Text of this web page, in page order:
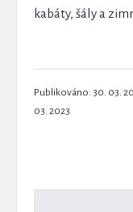
kabáty, šály a
Publikováno: 30. 03.
03. 2023